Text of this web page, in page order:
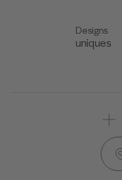
Designs
uniques